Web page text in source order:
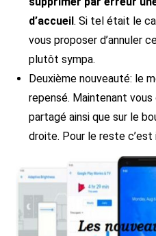
d’accueil. Si tel était le
vous proposer d’annuler
plutôt sympa.
Deuxième nouveauté: le
repensé. Maintenant
partagé ainsi que sur le
droite. Pour le reste c’est